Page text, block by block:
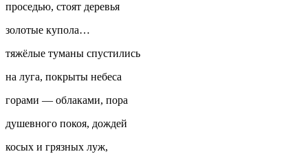
проседью, стоят деревья
золотые купола…
тяжёлые туманы спустились
на луга, покрыты небеса
горами — облаками, пора
душевного покоя, дождей
косых и грязных луж,